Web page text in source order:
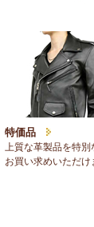
特価品
上質な革製品を特別
お買い求めいただけ